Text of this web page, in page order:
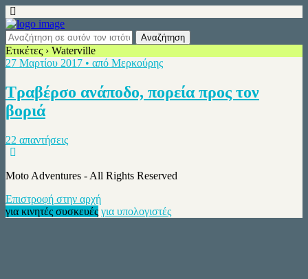
Ετικέτες › Waterville
27 Μαρτίου 2017 • από Μερκούρης
Τραβέρσο ανάποδο, πορεία προς τον
βοριά
22 απαντήσεις
Moto Adventures - All Rights Reserved
Επιστροφή στην αρχή
για κινητές συσκευές για υπολογιστές